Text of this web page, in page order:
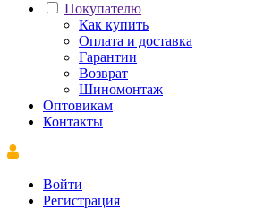
Покупателю
Как купить
Оплата и доставка
Гарантии
Возврат
Шиномонтаж
Оптовикам
Контакты
Войти
Регистрация